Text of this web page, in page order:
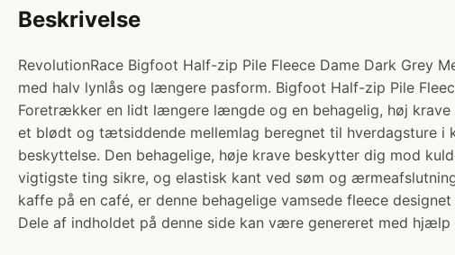
Beskrivelse
RevolutionRace Bigfoot Half-zip Pile Fleece Dame Dark Grey
med halv lynlås og længere pasform. Bigfoot Half-zip Pile
Foretrækker en lidt længere længde og en behagelig, høj
et blødt og tætsiddende mellemlag beregnet til hverdagsture
beskyttelse. Den behagelige, høje krave beskytter dig mod
vigtigste ting sikre, og elastisk kant ved søm og
kaffe på en café, er denne behagelige vamsede fleece
Dele af indholdet på denne side kan være genereret med hjælp